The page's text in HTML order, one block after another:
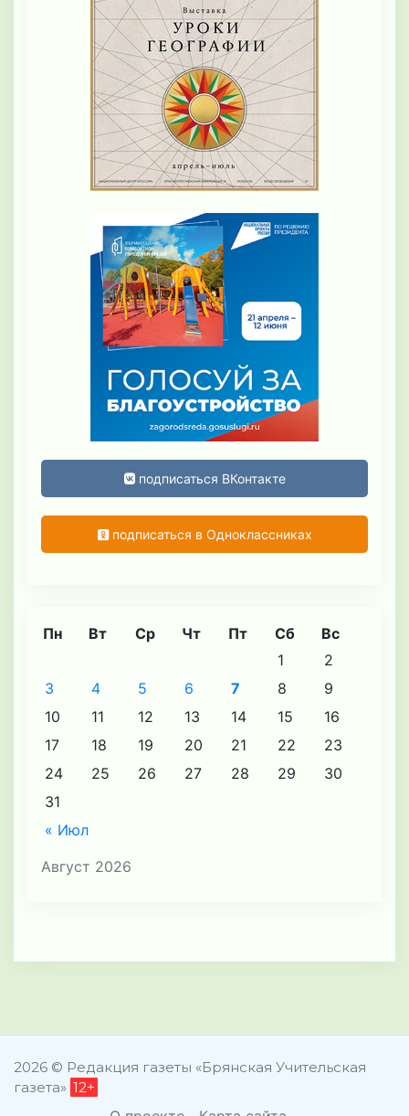
подписаться ВКонтакте
подписаться в Одноклассниках
Август 2026
Пн Вт Ср Чт Пт Сб Вс
« Июл
1
2
3
4 5 6 7 8
9
10
11 12 13 14 15
16
17
18 19 20 21 22
23
24
25 26 27 28 29
30
31
2026 © Редакция газеты «Брянская Учительская
газета» 12+